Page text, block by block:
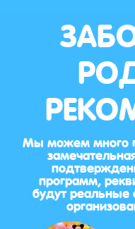
Мы можем много
программ,
будут